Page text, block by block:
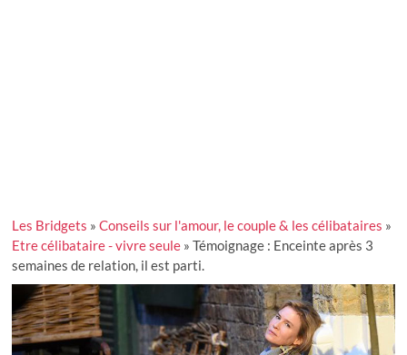
Les Bridgets »Conseils sur l'amour, le couple & les célibataires »
Etre célibataire - vivre seule »Témoignage : Enceinte après 3
semaines de relation, il est parti.